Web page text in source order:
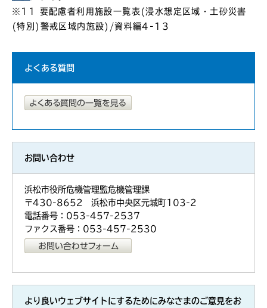
※11 要配慮者利用施設一覧表(浸水想定区域・土砂災害
(特別)警戒区域内施設)/資料編4-13
よくある質問
お問い合わせ
浜松市役所危機管理監危機管理課
〒430-8652 浜松市中央区元城町103-2
電話番号：053-457-2537
ファクス番号：053-457-2530
より良いウェブサイトにするためにみなさまのご意見をお